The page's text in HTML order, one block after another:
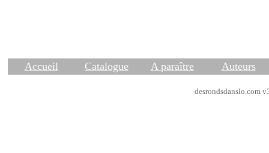
Accueil Catalogue A paraître Auteurs
desrondsdanslo.com